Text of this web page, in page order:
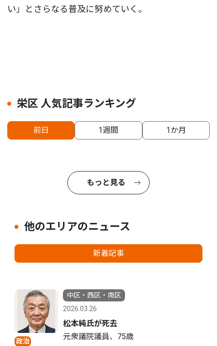
い」とさらなる普及に努めていく。
栄区 人気記事ランキング
前日 1週間 1か月
もっと見る
他のエリアのニュース
新着記事
政治
中区・西区・南区
2026.03.26
松本純氏が死去
元衆議院議員、75歳